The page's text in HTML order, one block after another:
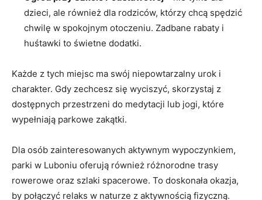
dzieci, ale również dla ‌rodziców, którzy chcą spędzić
chwilę w spokojnym otoczeniu. Zadbane rabaty ‌i
huśtawki to świetne dodatki.
Każde z ⁣tych miejsc ma swój niepowtarzalny ​urok⁤ i
charakter. Gdy zechcesz się‍ wyciszyć, skorzystaj z‌
dostępnych przestrzeni do medytacji lub jogi, które
wypełniają parkowe zakątki.
Dla osób zainteresowanych aktywnym wypoczynkiem,‍
parki w Luboniu ⁤oferują również różnorodne trasy
rowerowe oraz szlaki spacerowe. To doskonała okazja,
by połączyć relaks w​ naturze z aktywnością fizyczną.